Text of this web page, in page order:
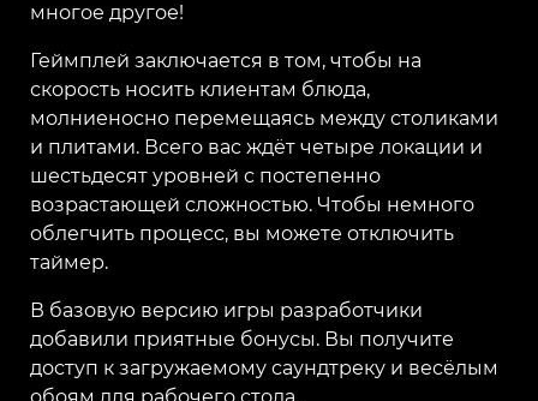
многое другое!
Геймплей заключается в том, чтобы на
скорость носить клиентам блюда,
молниеносно перемещаясь между столиками
и плитами. Всего вас ждёт четыре локации и
шестьдесят уровней с постепенно
возрастающей сложностью. Чтобы немного
облегчить процесс, вы можете отключить
таймер.
В базовую версию игры разработчики
добавили приятные бонусы. Вы получите
доступ к загружаемому саундтреку и весёлым